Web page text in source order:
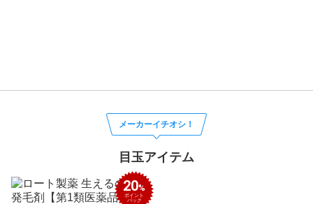
メーカーイチオシ！
目玉アイテム
20%
ポイント
バック